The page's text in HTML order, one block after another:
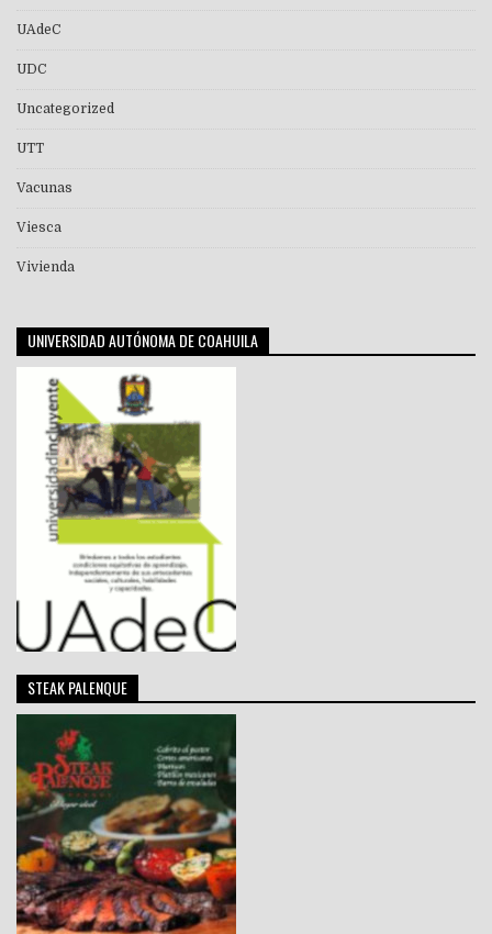
UAdeC
UDC
Uncategorized
UTT
Vacunas
Viesca
Vivienda
UNIVERSIDAD AUTÓNOMA DE COAHUILA
STEAK PALENQUE